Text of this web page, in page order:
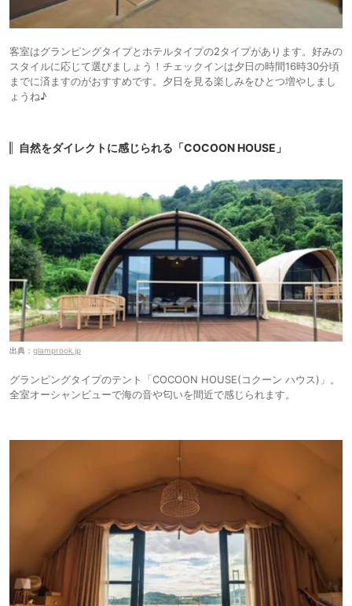
客室はグランピングタイプとホテルタイプの2タイプがあります。好みの
スタイルに応じて選びましょう！チェックインは夕日の時間16時30分頃
までに済ますのがおすすめです。夕日を見る楽しみをひとつ増やしまし
ょうね♪
自然をダイレクトに感じられる「COCOON HOUSE」
出典： glamprook.jp
グランピングタイプのテント「COCOON HOUSE(コクーン ハウス)」。
全室オーシャンビューで海の音や匂いを間近で感じられます。